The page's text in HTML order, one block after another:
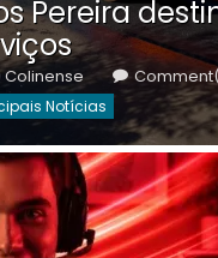
Pereira
Colinense
Notícias